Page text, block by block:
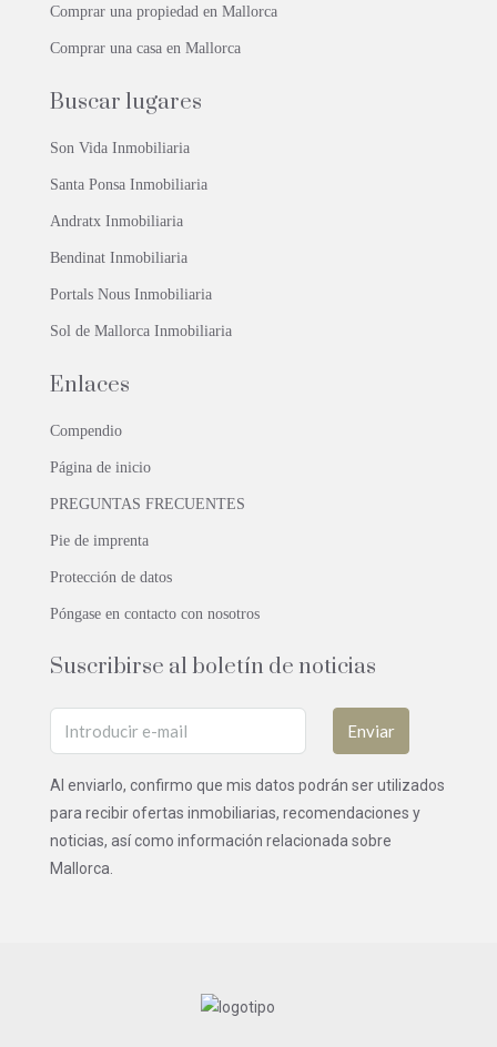
Comprar una propiedad en Mallorca
Comprar una casa en Mallorca
Buscar lugares
Son Vida Inmobiliaria
Santa Ponsa Inmobiliaria
Andratx Inmobiliaria
Bendinat Inmobiliaria
Portals Nous Inmobiliaria
Sol de Mallorca Inmobiliaria
Enlaces
Compendio
Página de inicio
PREGUNTAS FRECUENTES
Pie de imprenta
Protección de datos
Póngase en contacto con nosotros
Suscribirse al boletín de noticias
Enviar
Al enviarlo, confirmo que mis datos podrán ser utilizados
para recibir ofertas inmobiliarias, recomendaciones y
noticias, así como información relacionada sobre
Mallorca.